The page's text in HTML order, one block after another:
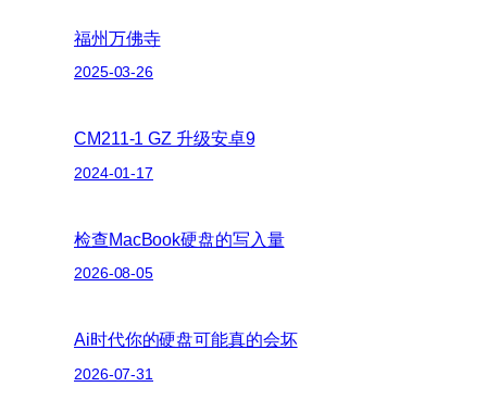
福州万佛寺
2025-03-26
CM211-1 GZ 升级安卓9
2024-01-17
检查MacBook硬盘的写入量
2026-08-05
Ai时代你的硬盘可能真的会坏
2026-07-31